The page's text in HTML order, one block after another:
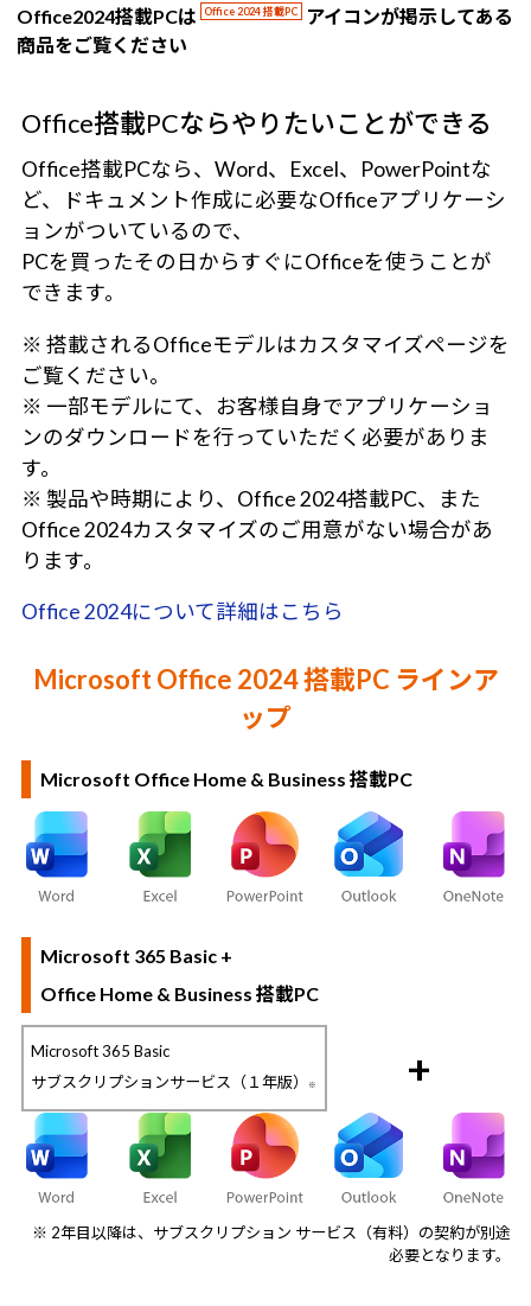
Office2024搭載PCは Office 2024 搭載PC
アイコンが掲示してある
商品をご覧ください
Office搭載PCならやりたいことができる
Office搭載PCなら、Word、Excel、PowerPointな
ど、ドキュメント作成に必要なOfficeアプリケーシ
ョンがついているので、
PCを買ったその日からすぐにOfficeを使うことが
できます。
※ 搭載されるOfficeモデルはカスタマイズページを
ご覧ください。
※ 一部モデルにて、お客様自身でアプリケーショ
ンのダウンロードを行っていただく必要がありま
す。
※ 製品や時期により、Office 2024搭載PC、また
Office 2024カスタマイズのご用意がない場合があ
ります。
Office 2024について詳細はこちら
Microsoft Office 2024 搭載PC ラインア
ップ
Microsoft Office Home & Business 搭載PC
Microsoft 365 Basic +
Office Home & Business 搭載PC
Microsoft 365 Basic
サブスクリプションサービス（１年版）
※ +
※ 2年目以降は、サブスクリプション サービス（有料）の契約が別途
必要となります。